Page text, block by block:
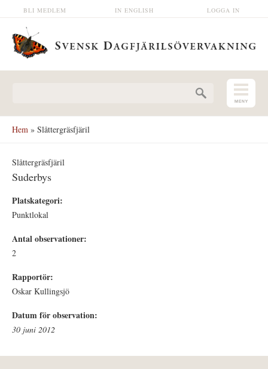
Hoppa till huvudinnehåll LOGGA IN
IN ENGLISH
BLI MEDLEM
Hem » Slåttergräsfjäril
Slåttergräsfjäril
Suderbys
Platskategori:
Punktlokal
Antal observationer:
2
Rapportör:
Oskar Kullingsjö
Datum för observation:
30 juni 2012